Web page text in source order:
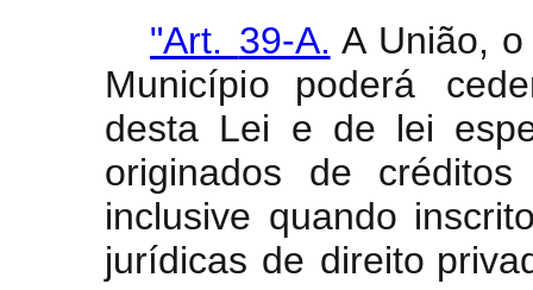
"Art. 39-A. A União, o
Município poderá
desta Lei e de lei
originados
de
créditos
inclusive quando
jurídicas de direito